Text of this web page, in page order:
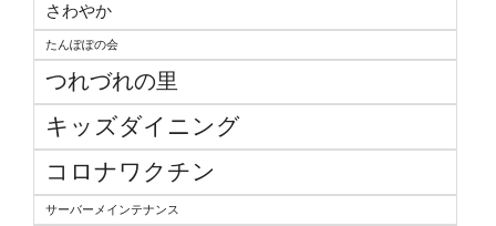
さわやか
たんぽぽの会
つれづれの里
キッズダイニング
コロナワクチン
サーバーメインテナンス